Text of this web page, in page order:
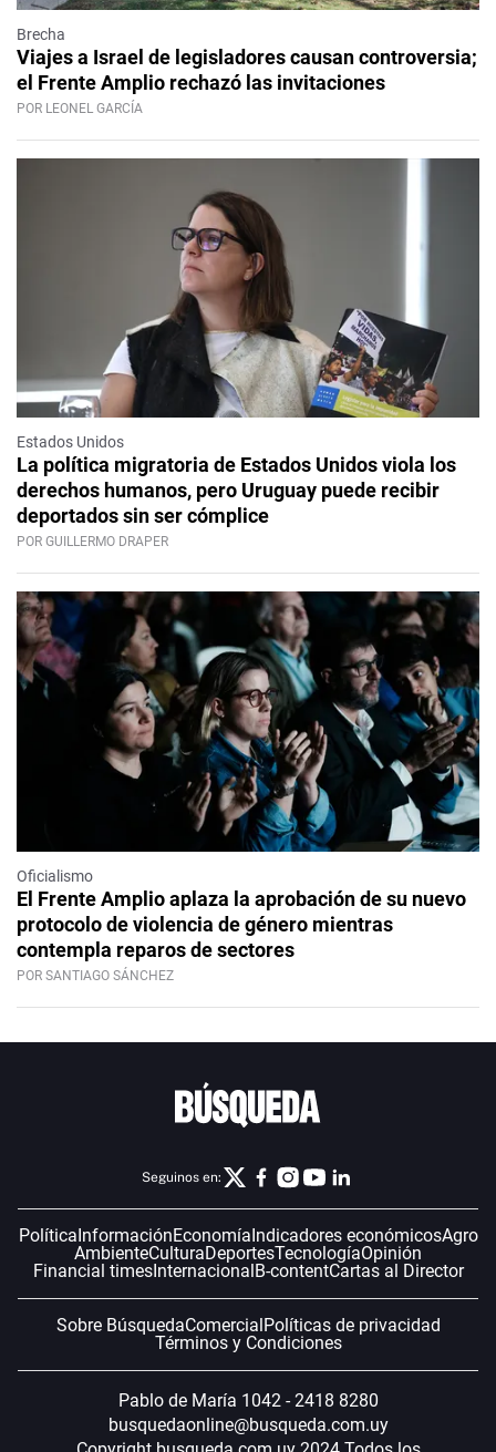
Brecha
Viajes a Israel de legisladores causan controversia;
el Frente Amplio rechazó las invitaciones
POR LEONEL GARCÍA
Estados Unidos
La política migratoria de Estados Unidos viola los
derechos humanos, pero Uruguay puede recibir
deportados sin ser cómplice
POR GUILLERMO DRAPER
Oficialismo
El Frente Amplio aplaza la aprobación de su nuevo
protocolo de violencia de género mientras
contempla reparos de sectores
POR SANTIAGO SÁNCHEZ
Seguinos en:
Política InformaciónEconomía Indicadores económicosAgro
AmbienteCulturaDeportesTecnologíaOpinión
Financial timesInternacional B-contentCartas al Director
Sobre BúsquedaComercial Políticas de privacidad
Términos y Condiciones
Pablo de María 1042 - 2418 8280
busquedaonline@busqueda.com.uy